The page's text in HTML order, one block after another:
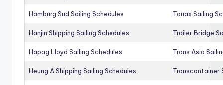
Hamburg Sud Sailing Schedules Touax Sailing
Hanjin Shipping Sailing Schedules Trailer Bridge
Hapag Lloyd Sailing Schedules Trans Asia
Heung A Shipping Sailing Schedules Transcontainer